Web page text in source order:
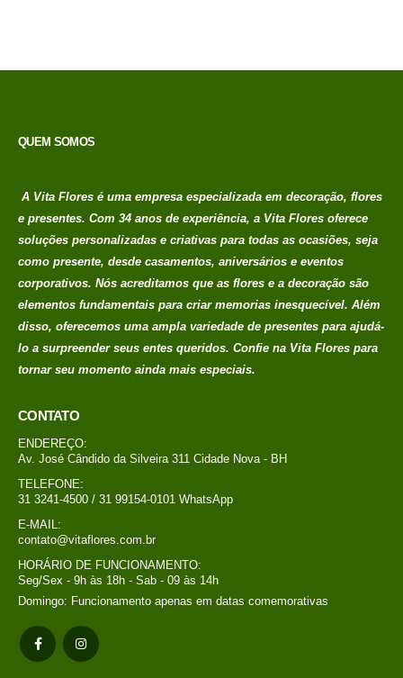
QUEM SOMOS
A Vita Flores é uma empresa especializada em decoração, flores
e presentes. Com 34 anos de experiência, a Vita Flores oferece
soluções personalizadas e criativas para todas as ocasiões, seja
como presente, desde casamentos, aniversários e eventos
corporativos. Nós acreditamos que as flores e a decoração são
elementos fundamentais para criar memorias inesquecível. Além
disso, oferecemos uma ampla variedade de presentes para ajudá-
lo a surpreender seus entes queridos. Confie na Vita Flores para
tornar seu momento ainda mais especiais.
CONTATO
ENDEREÇO:
Av. José Cândido da Silveira 311 Cidade Nova - BH
TELEFONE:
31 3241-4500 / 31 99154-0101 WhatsApp
E-MAIL:
contato@vitaflores.com.br
HORÁRIO DE FUNCIONAMENTO:
Seg/Sex - 9h às 18h - Sab - 09 às 14h
Domingo: Funcionamento apenas em datas comemorativas